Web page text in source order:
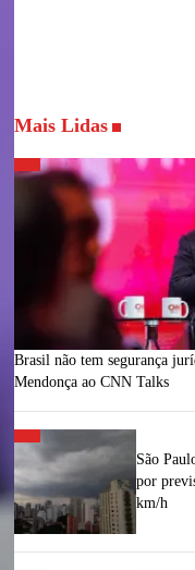
Mais Lidas
Brasil não tem segurança
Mendonça ao CNN Talks
São
por
km/h